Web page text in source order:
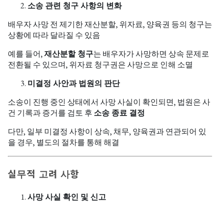
소송 관련 청구 사항의 변화
배우자 사망 전 제기한 재산분할, 위자료, 양육권 등의 청구는
상황에 따라 달라질 수 있음
예를 들어,재산분할 청구는 배우자가 사망하면 상속 문제로
전환될 수 있으며, 위자료 청구권은 사망으로 인해 소멸
미결정 사안과 법원의 판단
소송이 진행 중인 상태에서 사망 사실이 확인되면, 법원은 사
건 기록과 증거를 검토 후 소송 종료 결정
다만, 일부 미결정 사항이 상속, 채무, 양육권과 연관되어 있
을 경우, 별도의 절차를 통해 해결
실무적 고려 사항
사망 사실 확인 및 신고